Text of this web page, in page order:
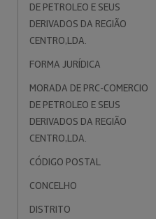
DE PETROLEO E SEUS
DERIVADOS DA REGIÃO
CENTRO,LDA.
FORMA JURÍDICA
MORADA DE PRC-COMERCIO
DE PETROLEO E SEUS
DERIVADOS DA REGIÃO
CENTRO,LDA.
CÓDIGO POSTAL
CONCELHO
DISTRITO